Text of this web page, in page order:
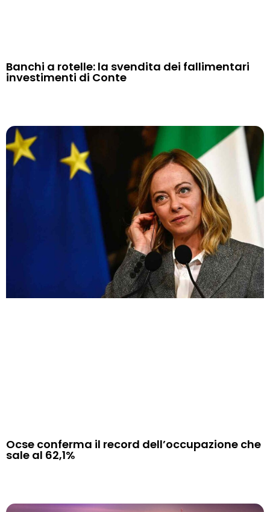
Banchi a rotelle: la svendita dei fallimentari
investimenti di Conte
Ocse conferma il record dell’occupazione che
sale al 62,1%